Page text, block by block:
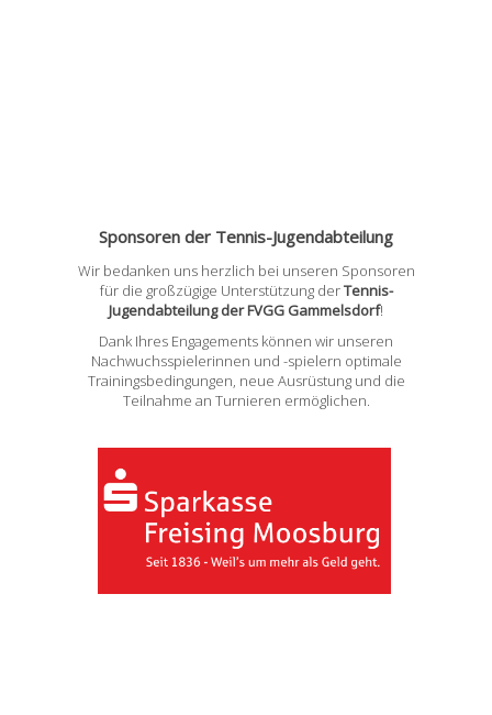
Sponsoren der Tennis-Jugendabteilung
Wir bedanken uns herzlich bei unseren Sponsoren
für die großzügige Unterstützung derTennis-
Jugendabteilung der FVGG Gammelsdorf!
Dank Ihres Engagements können wir unseren
Nachwuchsspielerinnen und -spielern optimale
Trainingsbedingungen, neue Ausrüstung und die
Teilnahme an Turnieren ermöglichen.